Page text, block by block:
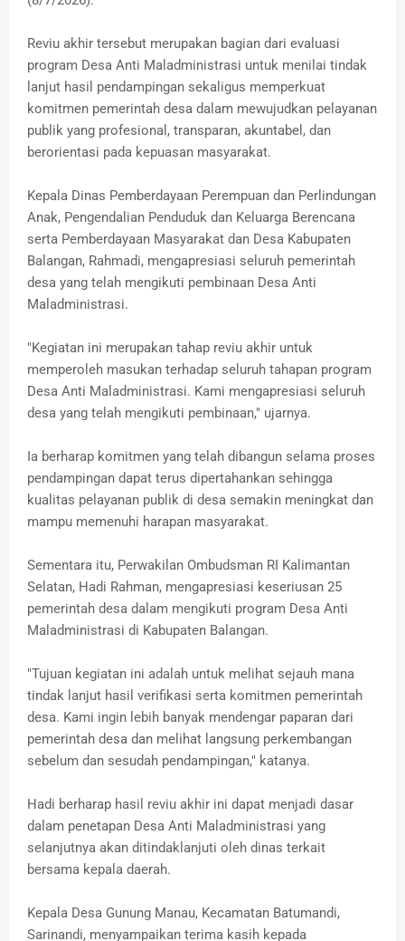
Reviu akhir tersebut merupakan bagian dari evaluasi
program Desa Anti Maladministrasi untuk menilai tindak
lanjut hasil pendampingan sekaligus memperkuat
komitmen pemerintah desa dalam mewujudkan pelayanan
publik yang profesional, transparan, akuntabel, dan
berorientasi pada kepuasan masyarakat.
Kepala Dinas Pemberdayaan Perempuan dan Perlindungan
Anak, Pengendalian Penduduk dan Keluarga Berencana
serta Pemberdayaan Masyarakat dan Desa Kabupaten
Balangan, Rahmadi, mengapresiasi seluruh pemerintah
desa yang telah mengikuti pembinaan Desa Anti
Maladministrasi.
"Kegiatan ini merupakan tahap reviu akhir untuk
memperoleh masukan terhadap seluruh tahapan program
Desa Anti Maladministrasi. Kami mengapresiasi seluruh
desa yang telah mengikuti pembinaan," ujarnya.
Ia berharap komitmen yang telah dibangun selama proses
pendampingan dapat terus dipertahankan sehingga
kualitas pelayanan publik di desa semakin meningkat dan
mampu memenuhi harapan masyarakat.
Sementara itu, Perwakilan Ombudsman RI Kalimantan
Selatan, Hadi Rahman, mengapresiasi keseriusan 25
pemerintah desa dalam mengikuti program Desa Anti
Maladministrasi di Kabupaten Balangan.
"Tujuan kegiatan ini adalah untuk melihat sejauh mana
tindak lanjut hasil verifikasi serta komitmen pemerintah
desa. Kami ingin lebih banyak mendengar paparan dari
pemerintah desa dan melihat langsung perkembangan
sebelum dan sesudah pendampingan," katanya.
Hadi berharap hasil reviu akhir ini dapat menjadi dasar
dalam penetapan Desa Anti Maladministrasi yang
selanjutnya akan ditindaklanjuti oleh dinas terkait
bersama kepala daerah.
Kepala Desa Gunung Manau, Kecamatan Batumandi,
Sarinandi, menyampaikan terima kasih kepada